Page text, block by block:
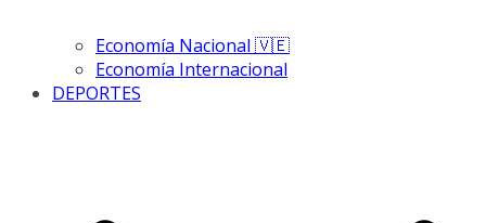
Economía Nacional 🇻🇪
Economía Internacional
DEPORTES